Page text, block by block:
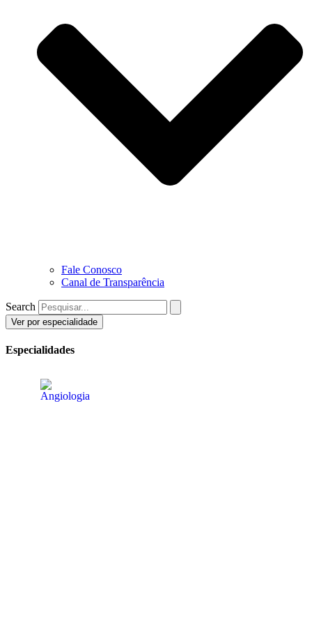
Fale Conosco
Canal de Transparência
Search
Ver por especialidade
Especialidades